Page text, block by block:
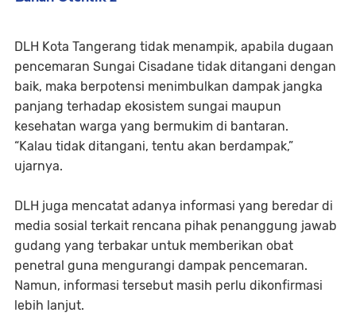
DLH Kota Tangerang tidak menampik, apabila dugaan
pencemaran Sungai Cisadane tidak ditangani dengan
baik, maka berpotensi menimbulkan dampak jangka
panjang terhadap ekosistem sungai maupun
kesehatan warga yang bermukim di bantaran.
“Kalau tidak ditangani, tentu akan berdampak,”
ujarnya.
DLH juga mencatat adanya informasi yang beredar di
media sosial terkait rencana pihak penanggung jawab
gudang yang terbakar untuk memberikan obat
penetral guna mengurangi dampak pencemaran.
Namun, informasi tersebut masih perlu dikonfirmasi
lebih lanjut.